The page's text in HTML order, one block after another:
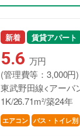
新着 賃貸アパート
5.6 万円
(管理費等：3,000円)
東武野田線<アーバ
1K/26.71m²/築24年
エアコン バス・トイレ別